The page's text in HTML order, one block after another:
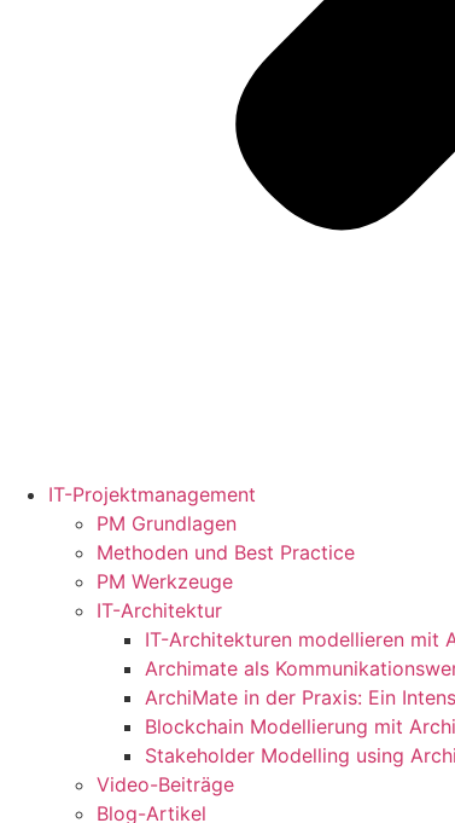
IT-Projektmanagement
PM Grundlagen
Methoden und Best Practice
PM Werkzeuge
IT-Architektur
IT-Architekturen modellieren mit
Archimate als
ArchiMate in der Praxis: Ein
Blockchain Modellierung mit
Stakeholder Modelling using
Video-Beiträge
Blog-Artikel